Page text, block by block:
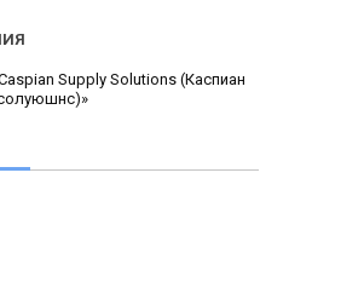
Supply Solutions (Каспиан